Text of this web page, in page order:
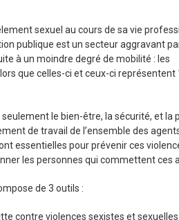
sexuel au cours de sa vie
publique est un secteur aggravant
à un moindre degré de mobilité : les
que celles-ci et ceux-ci représentent
le bien-être, la sécurité, et la
de travail de l’ensemble des
essentielles pour prévenir ces
les personnes qui commettent ces
de 3 outils :
contre violences sexistes et sexuelles